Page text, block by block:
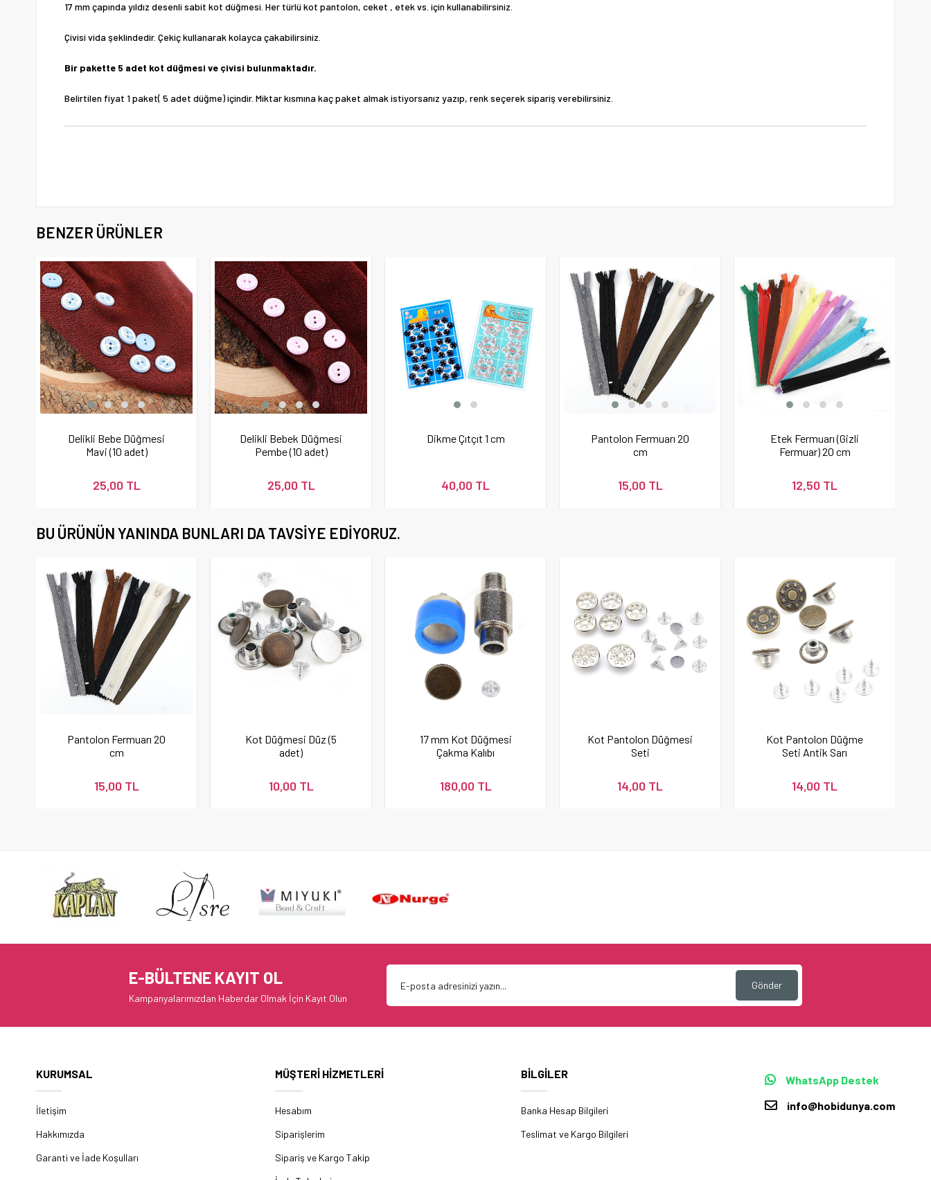
17 mm çapında yıldız desenli sabit kot düğmesi. Her türlü kot pantolon, ceket , etek vs. için kullanabilirsiniz.
Çivisi vida şeklindedir. Çekiç kullanarak kolayca çakabilirsiniz.
Bir pakette 5 adet kot düğmesi ve çivisi bulunmaktadır.
Belirtilen fiyat 1 paket( 5 adet düğme) içindir. Miktar kısmına kaç paket almak istiyorsanız yazıp, renk seçerek sipariş verebilirsiniz.
BENZER ÜRÜNLER
Delikli Bebe Düğmesi
Mavi (10 adet)
25,00 TL
Delikli Bebek Düğmesi
Pembe (10 adet)
25,00 TL
Dikme Çıtçıt 1 cm
40,00 TL
Pantolon Fermuarı 20
cm
15,00 TL
Etek Fermuarı (Gizli
Fermuar) 20 cm
12,50 TL
BU ÜRÜNÜN YANINDA BUNLARI DA TAVSIYE EDIYORUZ.
Pantolon Fermuarı 20
cm
15,00 TL
Kot Düğmesi Düz (5
adet)
10,00 TL
17 mm Kot Düğmesi
Çakma Kalıbı
180,00 TL
Kot Pantolon Düğmesi
Seti
14,00 TL
Kot Pantolon Düğme
Seti Antik Sarı
14,00 TL
E-BÜLTENE KAYIT OL
Kampanyalarımızdan Haberdar Olmak İçin Kayıt Olun
Gönder
KURUMSAL
İletişim
Hakkımızda
Garanti ve İade Koşulları
MÜŞTERİ HİZMETLERİ
Hesabım
Siparişlerim
Sipariş ve Kargo Takip
BİLGİLER
Banka Hesap Bilgileri
Teslimat ve Kargo Bilgileri
WhatsApp Destek
info@hobidunya.com